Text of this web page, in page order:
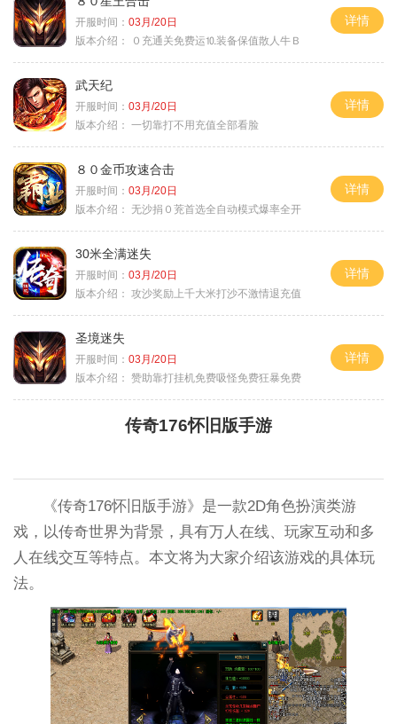
开服时间： 03月/20日
版本介绍：
０充通关免费运⒑装备保值散人牛Ｂ
详情
武天纪
开服时间： 03月/20日
版本介绍： 一切靠打不用充值全部看脸
详情
８０金币攻速合击
开服时间： 03月/20日
版本介绍： 无沙捐０茺首选全自动模式爆率全开
详情
30米全满迷失
开服时间： 03月/20日
版本介绍： 攻沙奖励上千大米打沙不激情退充值
详情
圣境迷失
开服时间： 03月/20日
版本介绍： 赞助靠打挂机免费吸怪免费狂暴免费
详情
传奇176怀旧版手游
《传奇176怀旧版手游》是一款2D角色扮演类游
戏，以传奇世界为背景，具有万人在线、玩家互动和多
人在线交互等特点。本文将为大家介绍该游戏的具体玩
法。